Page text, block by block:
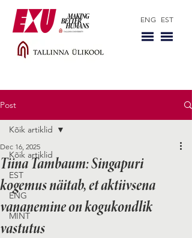
ENG EST
Post
Kõik artiklid
EST
ENG
MINT
Kõik artiklid
Tiina Tambaum: Singapuri
kogemus näitab, et aktiivsena
vananemine on kogukondlik
vastutus
Dec 16, 2025